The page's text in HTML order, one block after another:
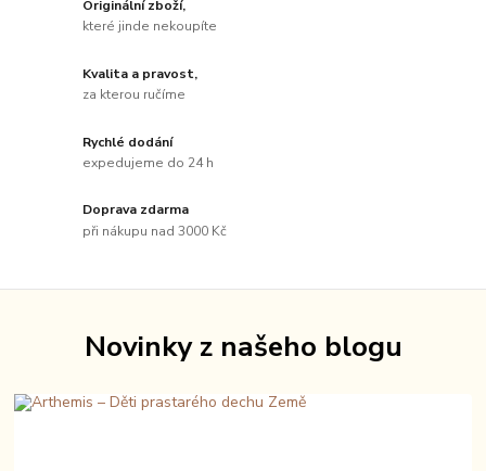
Originální zboží,
které jinde nekoupíte
Kvalita a pravost,
za kterou ručíme
Rychlé dodání
expedujeme do 24 h
Doprava zdarma
při nákupu nad 3000 Kč
Novinky z našeho blogu